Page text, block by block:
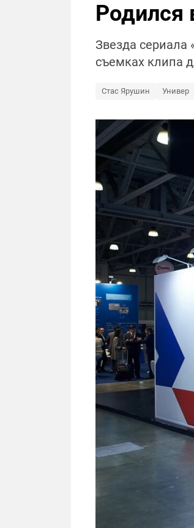
Родился
Звезда сериала
съемках клипа
Стас Ярушин Универ